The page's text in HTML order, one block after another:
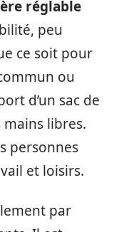
réglable
peu
ce soit pour
ou
d’un sac de
libres.
personnes
et loisirs.
par